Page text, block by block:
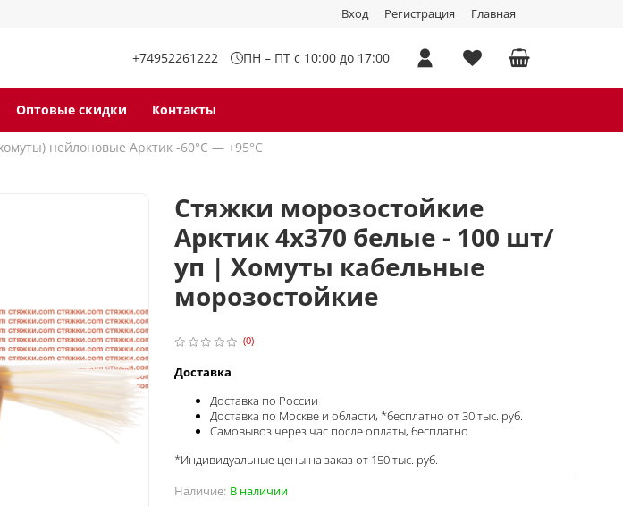
Вход Регистрация Главная
+74952261222 ПН – ПТ с 10:00 до 17:00
Оптовые скидки Контакты
нейлоновые Арктик -60°C — +95°C
(0)
Наличие: В наличии
Стяжки морозостойкие
Арктик 4х370 белые - 100 шт/
уп | Хомуты кабельные
морозостойкие
Доставка
Доставка по России
Доставка по Москве и области, *бесплатно от 30 тыс. руб.
Самовывоз через час после оплаты, бесплатно
*Индивидуальные цены на заказ от 150 тыс. руб.